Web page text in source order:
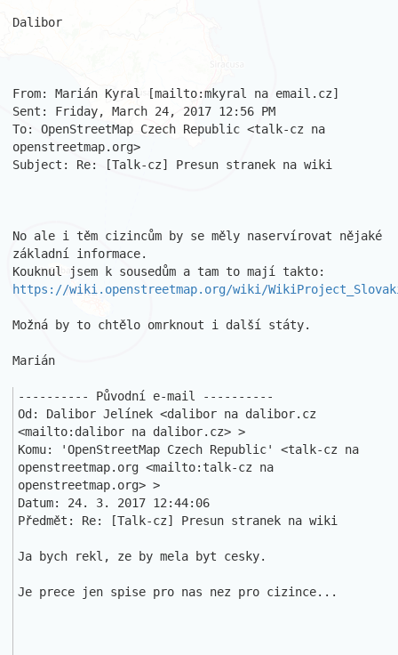
Dalibor
From: Marián Kyral [mailto:mkyral na email.cz]
Sent: Friday, March 24, 2017 12:56 PM
To: OpenStreetMap Czech Republic <talk-cz na
openstreetmap.org>
Subject: Re: [Talk-cz] Presun stranek na wiki
No ale i těm cizincům by se měly naservírovat nějaké
základní informace.
https://wiki.openstreetmap.org/wiki/
Možná by to chtělo omrknout i další státy.
Marián
---------- Původní e-mail ----------
Od: Dalibor Jelínek <dalibor na dalibor.cz
<mailto:dalibor na dalibor.cz> >
Komu: 'OpenStreetMap Czech Republic' <talk-cz na
openstreetmap.org <mailto:talk-cz na
openstreetmap.org> >
Datum: 24. 3. 2017 12:44:06
Předmět: Re: [Talk-cz] Presun stranek na wiki
Ja bych rekl, ze by mela byt cesky.
Je prece jen spise pro nas nez pro cizince...